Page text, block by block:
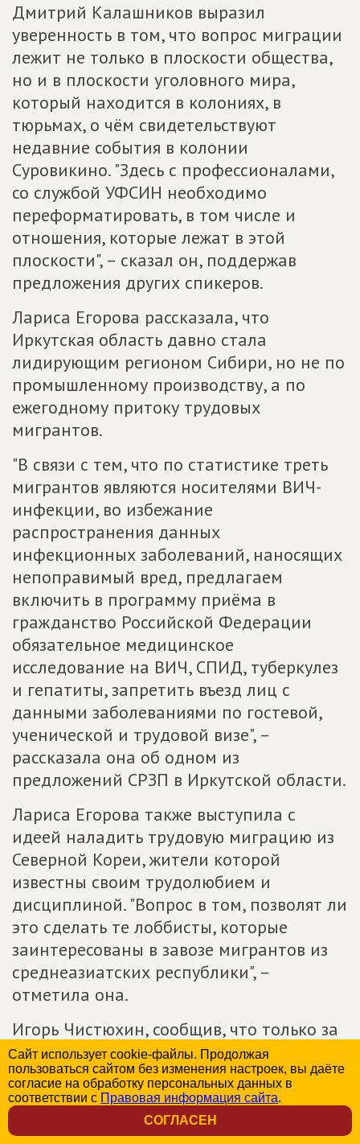
Дмитрий Калашников выразил
уверенность в том, что вопрос миграции
лежит не только в плоскости общества,
но и в плоскости уголовного мира,
который находится в колониях, в
тюрьмах, о чём свидетельствуют
недавние события в колонии
Суровикино. "Здесь с профессионалами,
со службой УФСИН необходимо
переформатировать, в том числе и
отношения, которые лежат в этой
плоскости", – сказал он, поддержав
предложения других спикеров.
Лариса Егорова рассказала, что
Иркутская область давно стала
лидирующим регионом Сибири, но не по
промышленному производству, а по
ежегодному притоку трудовых
мигрантов.
"В связи с тем, что по статистике треть
мигрантов являются носителями ВИЧ-
инфекции, во избежание
распространения данных
инфекционных заболеваний, наносящих
непоправимый вред, предлагаем
включить в программу приёма в
гражданство Российской Федерации
обязательное медицинское
исследование на ВИЧ, СПИД, туберкулез
и гепатиты, запретить въезд лиц с
данными заболеваниями по гостевой,
ученической и трудовой визе", –
рассказала она об одном из
предложений СРЗП в Иркутской области.
Лариса Егорова также выступила с
идеей наладить трудовую миграцию из
Северной Кореи, жители которой
известны своим трудолюбием и
дисциплиной. "Вопрос в том, позволят ли
это сделать те лоббисты, которые
заинтересованы в завозе мигрантов из
среднеазиатских республики", –
отметила она.
Игорь Чистюхин, сообщив, что только за
четыре месяца в Московскую область
прибыло 880 тыс. мигрантов, предложил,
в частности, ввести для них
Сайт использует cookie-файлы. Продолжая
пользоваться сайтом без изменения настроек, вы даёте
согласие на обработку персональных данных в
соответствии с Правовая информация сайта.
СОГЛАСЕН